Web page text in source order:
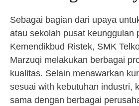
Sebagai bagian dari upaya
atau sekolah pusat keunggulan
Kemendikbud Ristek, SMK
Marzuqi melakukan berbagai
kualitas. Selain menawarkan
sesuai with kebutuhan industri,
sama dengan berbagai